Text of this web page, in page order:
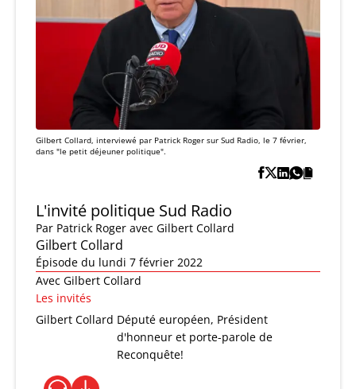
Gilbert Collard, interviewé par Patrick Roger sur Sud Radio, le 7 février,
dans "le petit déjeuner politique".
L'invité politique Sud Radio
Par Patrick Roger avec Gilbert Collard
Gilbert Collard
Épisode du lundi 7 février 2022
Avec Gilbert Collard
Les invités
Gilbert Collard Député européen, Président
d'honneur et porte-parole de
Reconquête!